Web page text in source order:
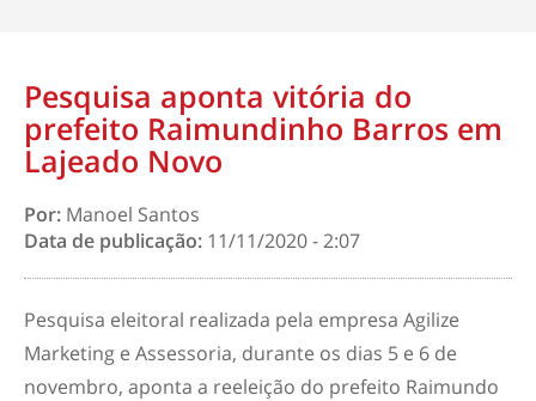
Pesquisa aponta vitória do
prefeito Raimundinho Barros em
Lajeado Novo
Por: Manoel Santos
Data de publicação: 11/11/2020 - 2:07
Pesquisa eleitoral realizada pela empresa Agilize
Marketing e Assessoria, durante os dias 5 e 6 de
novembro, aponta a reeleição do prefeito Raimundo